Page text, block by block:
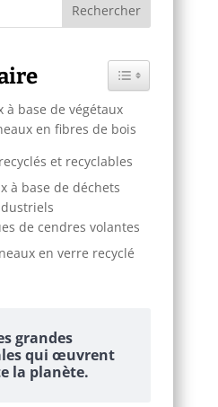
Toggle Table of
à base de végétaux
en fibres de bois
et recyclables
à base de déchets
de cendres volantes
en verre recyclé
grandes
qui œuvrent
la planète.